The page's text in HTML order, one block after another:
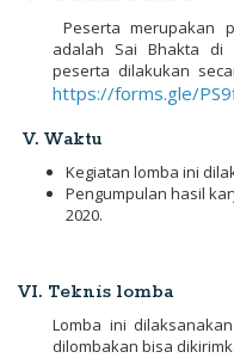
Peserta merupakan
adalah Sai Bhakta di
peserta dilakukan
https://forms.gle/
V. Waktu
Kegiatan lomba ini
Pengumpulan hasil
2020.
VI. Teknis lomba
Lomba ini
dilombakan bisa